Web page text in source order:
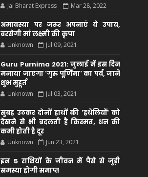
Jai Bharat Express Mar 28, 2022
अमावस्या पर जरूर अपनाएं ये उपाय,
बरसेगी मां लक्ष्मी की कृपा
Unknown Jul 09, 2021
Guru Purnima 2021: जुलाई में इस दिन
मनाया जाएगा 'गुरु पूर्णिमा' का पर्व, जानें
शुभ मुहूर्त
Unknown Jul 03, 2021
सुबह उठकर दोनों हाथों की 'हथेलियों' को
देखने से भी बदलती है किस्मत, धन की
कमी होती है दूर
Unknown Jun 23, 2021
इन 5 राशियों के जीवन में पैसे से जुड़ी
समस्या होगी समाप्त